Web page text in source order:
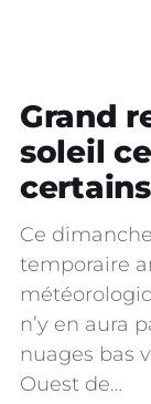
Grand
soleil
certains
Ce
temporaire
n’y en aura
nuages bas
Ouest de…